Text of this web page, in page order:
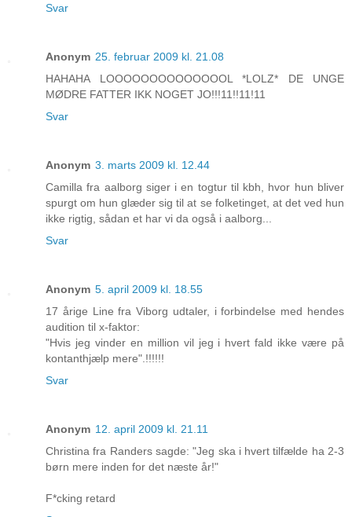
Svar
Anonym 25. februar 2009 kl. 21.08
HAHAHA LOOOOOOOOOOOOOOL *LOLZ* DE UNGE
MØDRE FATTER IKK NOGET JO!!!11!!11!11
Svar
Anonym 3. marts 2009 kl. 12.44
Camilla fra aalborg siger i en togtur til kbh, hvor hun bliver
spurgt om hun glæder sig til at se folketinget, at det ved hun
ikke rigtig, sådan et har vi da også i aalborg...
Svar
Anonym 5. april 2009 kl. 18.55
17 årige Line fra Viborg udtaler, i forbindelse med hendes
audition til x-faktor:
"Hvis jeg vinder en million vil jeg i hvert fald ikke være på
kontanthjælp mere".!!!!!!
Svar
Anonym 12. april 2009 kl. 21.11
Christina fra Randers sagde: "Jeg ska i hvert tilfælde ha 2-3
børn mere inden for det næste år!"
F*cking retard